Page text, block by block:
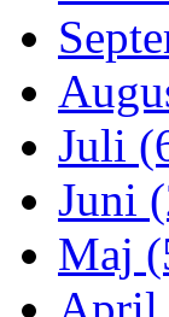
Juli
Juni
Maj